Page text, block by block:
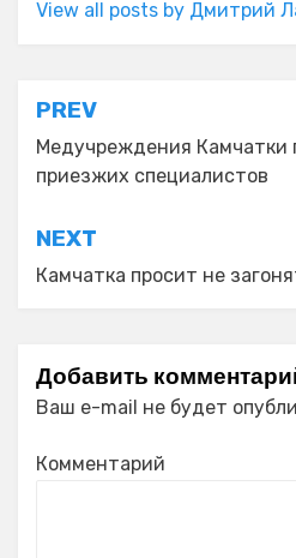
View all posts by Дмитрий
Навигация
по
записям
PREV
Медучреждения Камчатки
приезжих специалистов
NEXT
Камчатка просит не
Добавить
Ваш e-mail не будет
Комментарий